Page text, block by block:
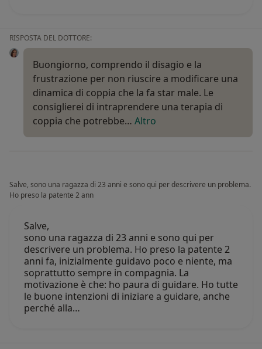
RISPOSTA DEL DOTTORE:
Buongiorno, comprendo il disagio e la
frustrazione per non riuscire a modificare una
dinamica di coppia che la fa star male. Le
consiglierei di intraprendere una terapia di
coppia che potrebbe… Altro
Salve, sono una ragazza di 23 anni e sono qui per descrivere un problema.
Ho preso la patente 2 ann
Salve,
sono una ragazza di 23 anni e sono qui per
descrivere un problema. Ho preso la patente 2
anni fa, inizialmente guidavo poco e niente, ma
soprattutto sempre in compagnia. La
motivazione è che: ho paura di guidare. Ho tutte
le buone intenzioni di iniziare a guidare, anche
perché alla…